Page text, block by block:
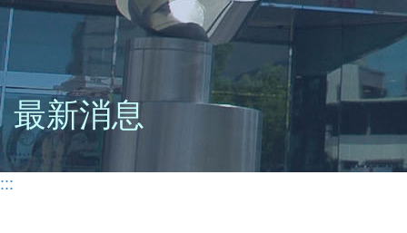
最新消息
:::